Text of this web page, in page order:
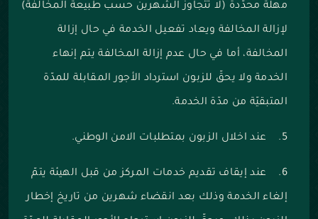
مهلة محدّدة (لا تتجاوز الشهرين حسب طبيعة المخالفة)
لإزالة المخالفة ويعاد تفعيل الخدمة في حال إزالة
المخالفة، أما في حال عدم إزالة المخالفة يتم إنهاء
الخدمة ولا يحقّ للزبون استرداد الأجور المقابلة للمدّة
المتبقيّة من مدّة الخدمة.
5. عند اخلال الزبون بمتطلبات الامن الوطني.
6. عند إيقاف تقديم خدمات المركز من قبل الهيئة يتمّ
إلغاء الخدمة وذلك بعد انقضاء شهرين من تاريخ إخطار